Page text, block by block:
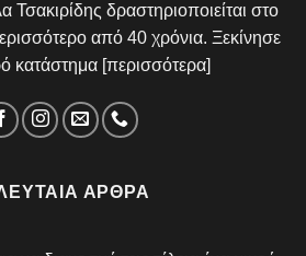
Τσακιρίδης δραστηριοποιείται στο
από 40 χρόνια. Ξεκίνησε
κατάστημα [περισσότερα]
ΆΡΘΡΑ